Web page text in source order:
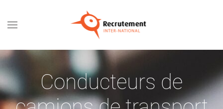
Passer au contenu principal
Conducteurs de